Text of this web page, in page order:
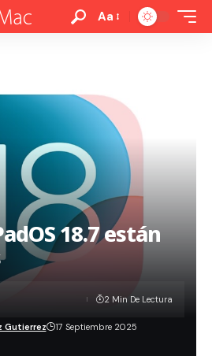
Aa
18.7 están
Gutierrez 17 Septiembre 2025
2 Min De Lectura